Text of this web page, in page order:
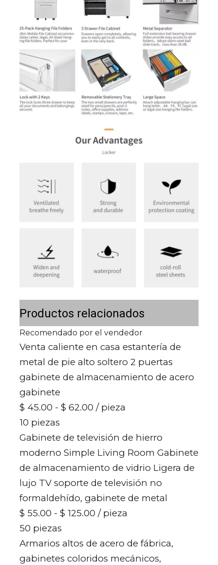
Productos relacionados
Recomendado por el vendedor
Venta caliente en casa estantería de
metal de pie alto soltero 2 puertas
gabinete de almacenamiento de acero
gabinete
$ 45.00 - $ 62.00 / pieza
10 piezas
Gabinete de televisión de hierro
moderno Simple Living Room Gabinete
de almacenamiento de vidrio Ligera de
lujo TV soporte de televisión no
formaldehído, gabinete de metal
$ 55.00 - $ 125.00 / pieza
50 piezas
Armarios altos de acero de fábrica,
gabinetes coloridos mecánicos,